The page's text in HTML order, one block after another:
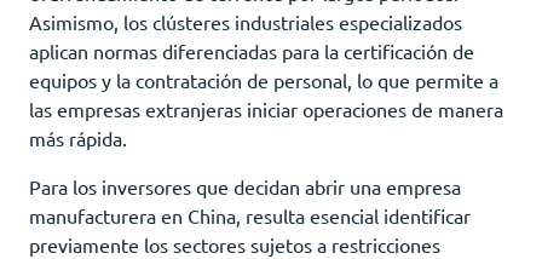
Asimismo, los clústeres industriales especializados
aplican normas diferenciadas para la certificación de
equipos y la contratación de personal, lo que permite a
las empresas extranjeras iniciar operaciones de manera
más rápida.
Para los inversores que decidan abrir una empresa
manufacturera en China, resulta esencial identificar
previamente los sectores sujetos a restricciones